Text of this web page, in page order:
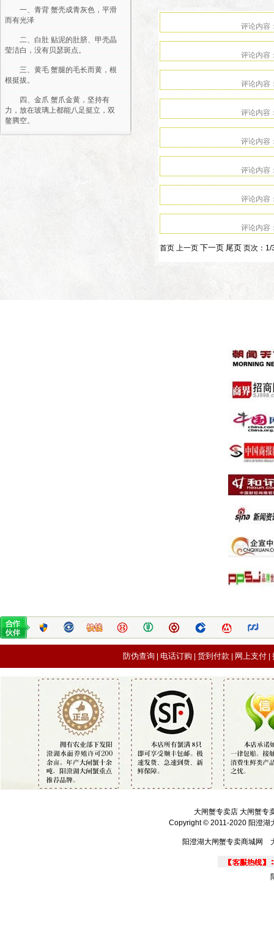
一、青背 蟹壳成青灰色，平滑
而有光泽
二、白肚 贴泥的肚脐、甲壳晶
莹洁白，没有贝瑟斑点。
三、黄毛 蟹腿的毛长而黄，根
根挺拔。
四、金爪 蟹爪金黄，坚持有
力，放在玻璃上都能八足挺立，双
鳌腾空。
防伪查询 电话订购 货到付款 网上支付|
大闸蟹专卖店 大闸蟹专
Copyright © 2011-2020 阳澄湖
阳澄湖大闸蟹专卖商城网